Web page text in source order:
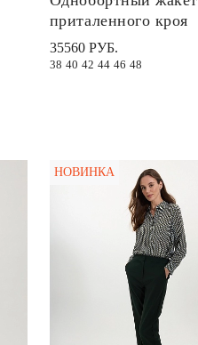
приталенного кроя
35560 РУБ.
38 40 42 44 46 48
НОВИНКА